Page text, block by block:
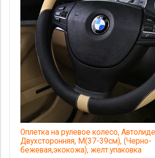
Оплетка на рулевое колесо,
Двухсторонняя, М(37-39см), (Черно-
бежевая,экокожа), желт.упаковка